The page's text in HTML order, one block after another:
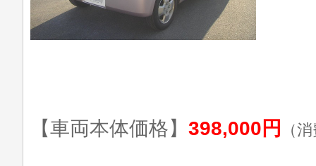
【車両本体価格】 398,000円 （